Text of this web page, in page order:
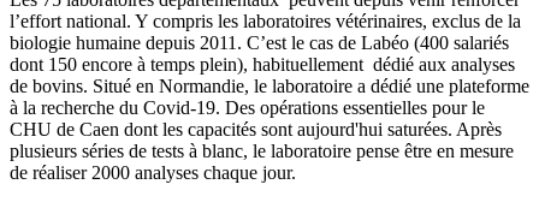
l’effort national. Y compris les laboratoires vétérinaires, exclus de la
biologie humaine depuis 2011. C’est le cas de Labéo (400 salariés
dont 150 encore à temps plein), habituellement dédié aux analyses
de bovins. Situé en Normandie, le laboratoire a dédié une plateforme
à la recherche du Covid-19. Des opérations essentielles pour le
CHU de Caen dont les capacités sont aujourd'hui saturées. Après
plusieurs séries de tests à blanc, le laboratoire pense être en mesure
de réaliser 2000 analyses chaque jour.